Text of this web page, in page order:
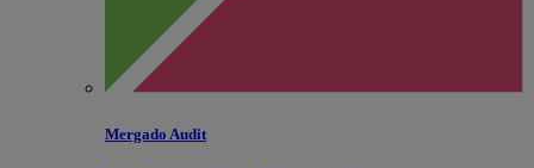
Mergado Audit